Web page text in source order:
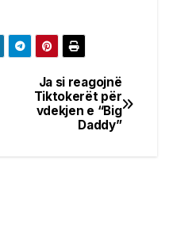
Ja si reagojnë
Tiktokerët për
vdekjen e “Big
Daddy”